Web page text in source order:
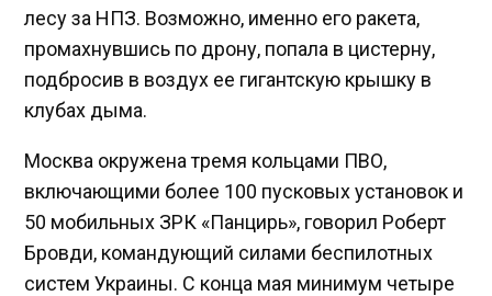
лесу за НПЗ. Возможно, именно его ракета,
промахнувшись по дрону, попала в цистерну,
подбросив в воздух ее гигантскую крышку в
клубах дыма.
Москва окружена тремя кольцами ПВО,
включающими более 100 пусковых установок и
50 мобильных ЗРК «Панцирь», говорил Роберт
Бровди, командующий силами беспилотных
систем Украины. С конца мая минимум четыре